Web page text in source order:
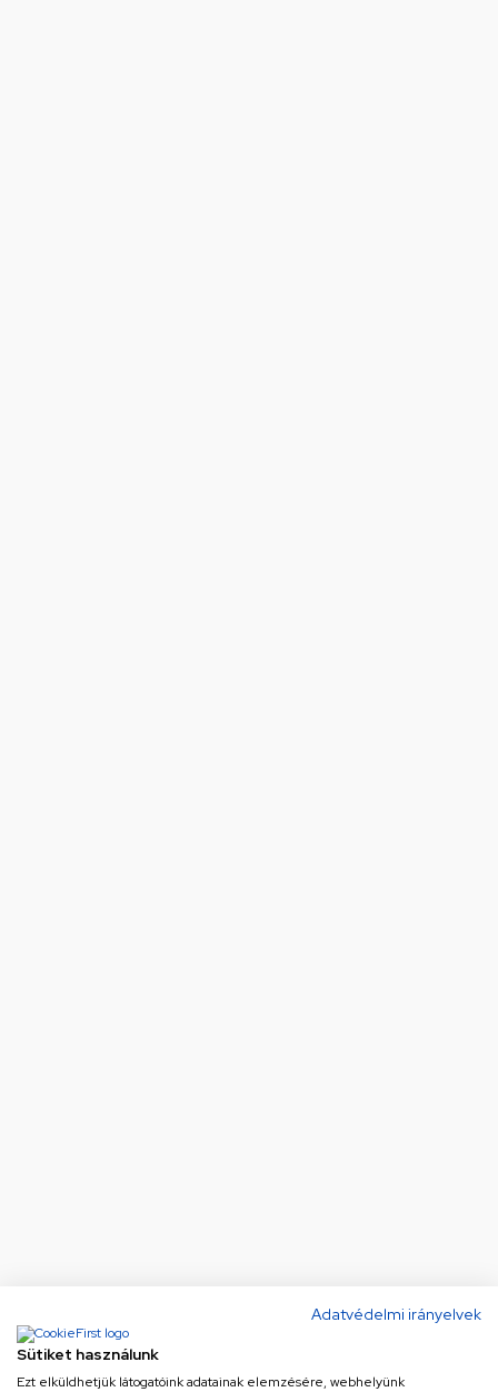
Adatvédelmi irányelvek
Sütiket használunk
Ezt elküldhetjük látogatóink adatainak elemzésére, webhelyünk